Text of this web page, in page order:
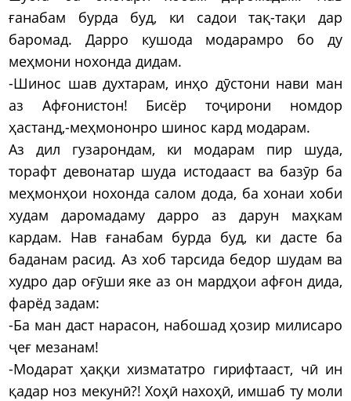
ғанабам бурда буд, ки садои тақ-тақи дар
баромад. Дарро кушода модарамро бо ду
меҳмони нохонда дидам.
-Шинос шав духтарам, инҳо дӯстони нави ман
аз Афғонистон! Бисёр тоҷирони номдор
ҳастанд,-меҳмононро шинос кард модарам.
Аз дил гузарондам, ки модарам пир шуда,
торафт девонатар шуда истодааст ва базӯр ба
меҳмонҳои нохонда салом дода, ба хонаи хоби
худам даромадаму дарро аз дарун маҳкам
кардам. Нав ғанабам бурда буд, ки дасте ба
баданам расид. Аз хоб тарсида бедор шудам ва
худро дар оғӯши яке аз он мардҳои афғон дида,
фарёд задам:
-Ба ман даст нарасон, набошад ҳозир милисаро
ҷеғ мезанам!
-Модарат ҳаққи хизмататро гирифтааст, чӣ ин
қадар ноз мекунӣ?! Хоҳӣ нахоҳӣ, имшаб ту моли